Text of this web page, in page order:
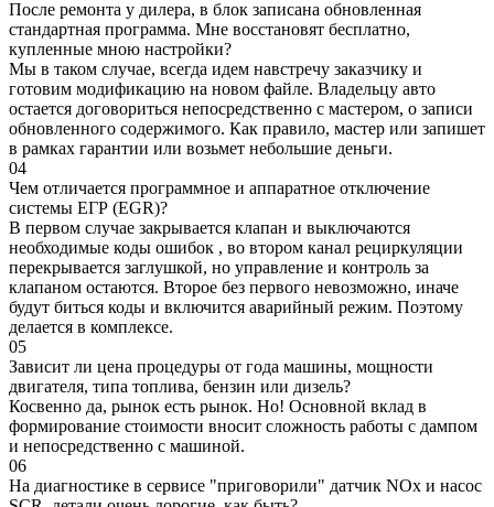
После ремонта у дилера, в блок записана обновленная
стандартная программа. Мне восстановят бесплатно,
купленные мною настройки?
Мы в таком случае, всегда идем навстречу заказчику и
готовим модификацию на новом файле. Владельцу авто
остается договориться непосредственно с мастером, о записи
обновленного содержимого. Как правило, мастер или запишет
в рамках гарантии или возьмет небольшие деньги.
04
Чем отличается программное и аппаратное отключение
системы ЕГР (EGR)?
В первом случае закрывается клапан и выключаются
необходимые коды ошибок , во втором канал рециркуляции
перекрывается заглушкой, но управление и контроль за
клапаном остаются. Второе без первого невозможно, иначе
будут биться коды и включится аварийный режим. Поэтому
делается в комплексе.
05
Зависит ли цена процедуры от года машины, мощности
двигателя, типа топлива, бензин или дизель?
Косвенно да, рынок есть рынок. Но! Основной вклад в
формирование стоимости вносит сложность работы с дампом
и непосредственно с машиной.
06
На диагностике в сервисе "приговорили" датчик NOx и насос